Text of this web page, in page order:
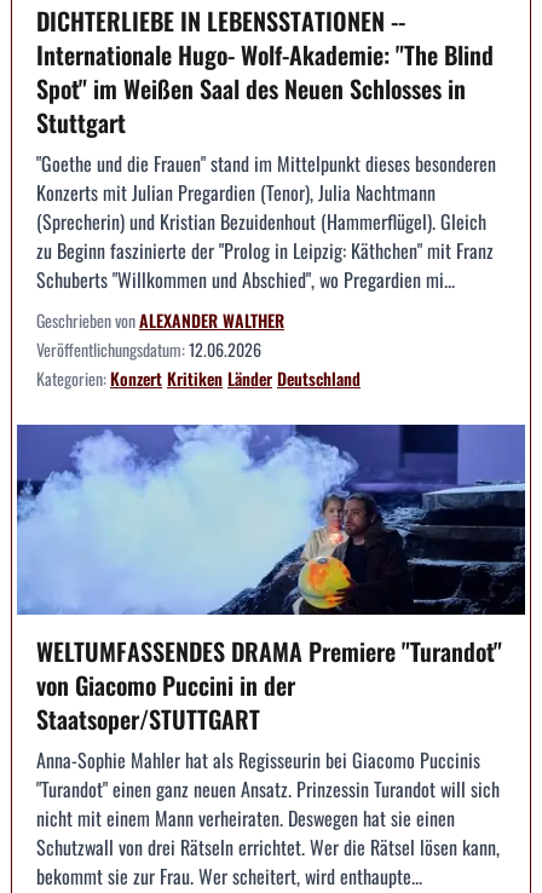
DICHTERLIEBE IN LEBENSSTATIONEN --
Internationale Hugo- Wolf-Akademie: "The Blind
Spot" im Weißen Saal des Neuen Schlosses in
Stuttgart
"Goethe und die Frauen" stand im Mittelpunkt dieses besonderen
Konzerts mit Julian Pregardien (Tenor), Julia Nachtmann
(Sprecherin) und Kristian Bezuidenhout (Hammerflügel). Gleich
zu Beginn faszinierte der "Prolog in Leipzig: Käthchen" mit Franz
Schuberts "Willkommen und Abschied", wo Pregardien mi...
Geschrieben vonALEXANDER WALTHER
Veröffentlichungsdatum:12.06.2026
Kategorien:KonzertKritikenLänderDeutschland
WELTUMFASSENDES DRAMA Premiere "Turandot"
von Giacomo Puccini in der
Staatsoper/STUTTGART
Anna-Sophie Mahler hat als Regisseurin bei Giacomo Puccinis
"Turandot" einen ganz neuen Ansatz. Prinzessin Turandot will sich
nicht mit einem Mann verheiraten. Deswegen hat sie einen
Schutzwall von drei Rätseln errichtet. Wer die Rätsel lösen kann,
bekommt sie zur Frau. Wer scheitert, wird enthaupte...